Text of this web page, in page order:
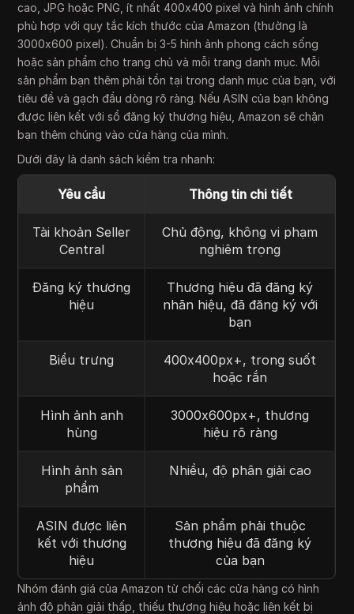
cao, JPG hoặc PNG, ít nhất 400x400 pixel và hình ảnh chính
phù hợp với quy tắc kích thước của Amazon (thường là
3000x600 pixel). Chuẩn bị 3-5 hình ảnh phong cách sống
hoặc sản phẩm cho trang chủ và mỗi trang danh mục. Mỗi
sản phẩm bạn thêm phải tồn tại trong danh mục của bạn, với
tiêu đề và gạch đầu dòng rõ ràng. Nếu ASIN của bạn không
được liên kết với sổ đăng ký thương hiệu, Amazon sẽ chặn
bạn thêm chúng vào cửa hàng của mình.
Dưới đây là danh sách kiểm tra nhanh:
Yêu cầu Thông tin chi tiết
Tài khoản Seller
Central
Chủ động, không vi phạm
nghiêm trọng
Đăng ký thương
hiệu
Thương hiệu đã đăng ký
nhãn hiệu, đã đăng ký với
bạn
Biểu trưng
400x400px+, trong suốt
hoặc rắn
Hình ảnh anh
hùng
3000x600px+, thương
hiệu rõ ràng
Hình ảnh sản
phẩm
Nhiều, độ phân giải cao
ASIN được liên
kết với thương
hiệu
Sản phẩm phải thuộc
thương hiệu đã đăng ký
của bạn
Nhóm đánh giá của Amazon từ chối các cửa hàng có hình
ảnh độ phân giải thấp, thiếu thương hiệu hoặc liên kết bị